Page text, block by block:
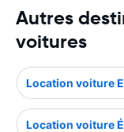
Autres
voitures
Location voiture
Location voiture